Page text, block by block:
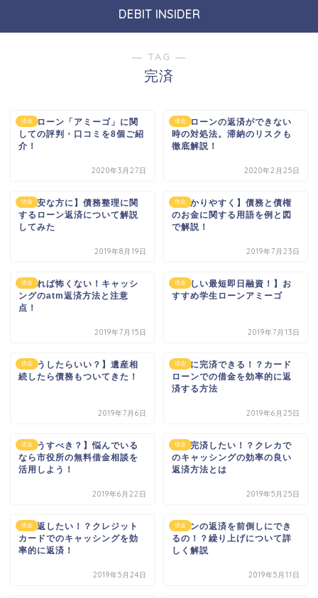
DEBIT INSIDER
― TAG ―
完済
借金
学生ローン「アミーゴ」に関
しての評判・口コミを8個ご紹
介！
2020年3月27日
借金
学生ローンの返済ができない
時の対処法。滞納のリスクも
徹底解説！
2020年2月25日
借金
【不安な方に】債務整理に関
するローン返済について解説
してみた
2019年8月19日
借金
【わかりやすく】債務と債権
のお金に関する用語を例と図
で解説！
2019年7月23日
借金
わかれば怖くない！キャッシ
ングのatm返済方法と注意
点！
2019年7月15日
借金
【嬉しい最短即日融資！】お
すすめ学生ローンアミーゴ
2019年7月13日
借金
【どうしたらいい？】遺産相
続したら債務もついてきた！
2019年7月6日
借金
すぐに完済できる！？カード
ローンでの借金を効率的に返
済する方法
2019年6月25日
借金
【どうすべき？】悩んでいる
なら市役所の無料借金相談を
活用しよう！
2019年6月22日
借金
早く完済したい！？クレカで
のキャッシングの効率の良い
返済方法とは
2019年5月25日
借金
早く返したい！？クレジット
カードでのキャッシングを効
率的に返済！
2019年5月24日
借金
ローンの返済を前倒しにでき
るの！？繰り上げについて詳
しく解説
2019年5月11日